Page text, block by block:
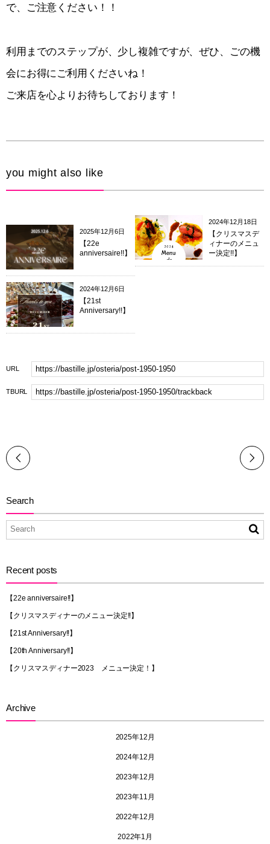
で、ご注意ください！！
利用までのステップが、少し複雑ですが、ぜひ、ごの機
会にお得にご利用くださいね！
ご来店を心よりお待ちしております！
you might also like
2025年12月6日
【22e
anniversaire!!】
2024年12月18日
【クリスマスデ
ィナーのメニュ
ー決定!!】
2024年12月6日
【21st
Anniversary!!】
URL
TBURL
Search
Recent posts
【22e anniversaire!!】
【クリスマスディナーのメニュー決定!!】
【21st Anniversary!!】
【20th Anniversary!!】
【クリスマスディナー2023 メニュー決定！】
Archive
2025年12月
2024年12月
2023年12月
2023年11月
2022年12月
2022年1月